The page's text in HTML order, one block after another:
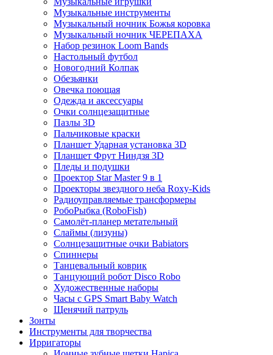
Музыкальные инструменты
Музыкальный ночник Божья коровка
Музыкальный ночник ЧЕРЕПАХА
Набор резинок Loom Bands
Настольный футбол
Новогодний Колпак
Обезьянки
Овечка поющая
Одежда и аксессуары
Очки солнцезащитные
Пазлы 3D
Пальчиковые краски
Планшет Ударная установка 3D
Планшет Фрут Ниндзя 3D
Пледы и подушки
Проектор Star Master 9 в 1
Проекторы звездного неба Roxy-Kids
Радиоуправляемые трансформеры
РобоРыбка (RoboFish)
Самолёт-планер метательный
Слаймы (лизуны)
Солнцезащитные очки Babiators
Спиннеры
Танцевальный коврик
Танцующий робот Disco Robo
Художественные наборы
Часы с GPS Smart Baby Watch
Щенячий патруль
Зонты
Инструменты для творчества
Ирригаторы